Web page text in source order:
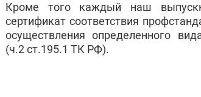
Кроме того каждый наш
сертификат соответствия
осуществления определенного
(ч.2 ст.195.1 ТК РФ).